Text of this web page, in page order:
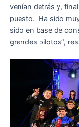
venían detrás y,
puesto. Ha sido
sido en base de
grandes pilotos”,